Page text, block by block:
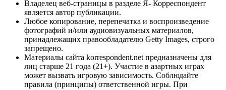
Владелец веб-страницы в разделе Я- Корреспондент
является автор публикации.
Любое копирование, перепечатка и воспроизведение
фотографий и/или аудиовизуальных материалов,
принадлежащих правообладателю Getty Images, строго
запрещено.
Материалы сайта korrespondent.net предназначены для
лиц старше 21 года (21+). Участие в азартных играх
может вызвать игровую зависимость. Соблюдайте
правила (принципы) ответственной игры. При